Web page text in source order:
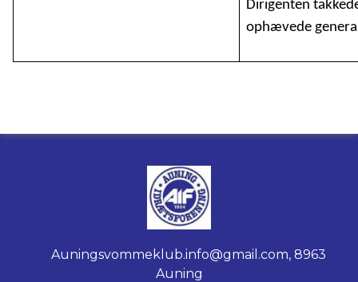
Dirigenten
ophævede
Auningsvommeklub.info@gmail.com, 8963
Auning